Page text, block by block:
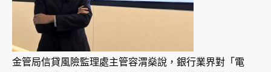
金管局信貸風險監理處主管容渭燊說，銀行業界對「電